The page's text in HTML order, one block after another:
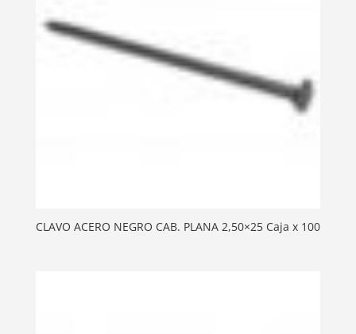
CLAVO ACERO NEGRO CAB. PLANA 2,50×25 Caja x 100